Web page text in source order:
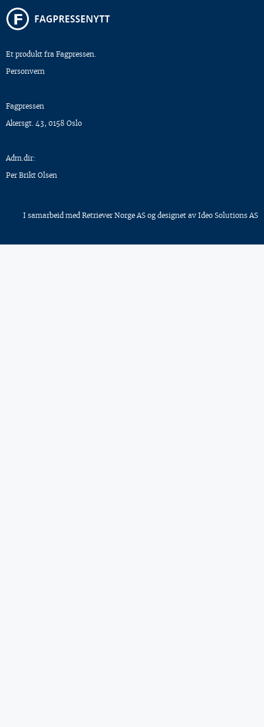
Et produkt fra Fagpressen.
Personvern
Fagpressen
Akersgt. 43, 0158 Oslo
Adm.dir:
Per Brikt Olsen
I samarbeid med Retriever Norge AS og designet av Ideo Solutions AS